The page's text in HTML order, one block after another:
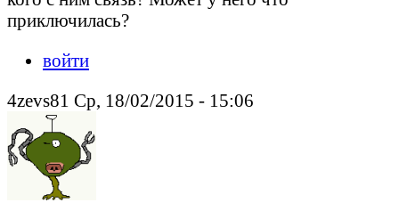
приключилась?
войти
4zevs81 Ср, 18/02/2015 - 15:06